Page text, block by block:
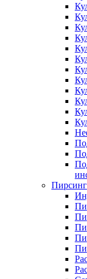
Пирсинг